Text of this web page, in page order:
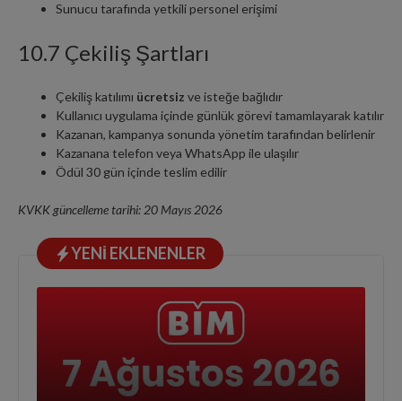
Sunucu tarafında yetkili personel erişimi
10.7 Çekiliş Şartları
Çekiliş katılımı ücretsiz ve isteğe bağlıdır
Kullanıcı uygulama içinde günlük görevi tamamlayarak katılır
Kazanan, kampanya sonunda yönetim tarafından belirlenir
Kazanana telefon veya WhatsApp ile ulaşılır
Ödül 30 gün içinde teslim edilir
KVKK güncelleme tarihi: 20 Mayıs 2026
YENI EKLENENLER